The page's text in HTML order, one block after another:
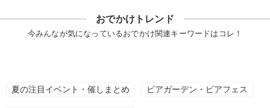
おでかけトレンド
今みんなが気になっているおでかけ関連キーワードはコレ！
夏の注目イベント・催しまとめ ビアガーデン・ビアフェス